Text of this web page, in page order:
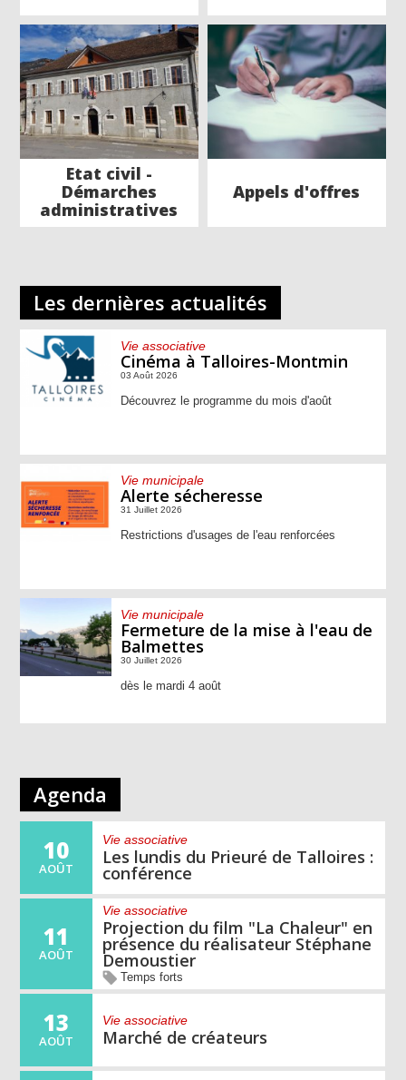
Etat civil -
Démarches
administratives
Appels d'offres
Les dernières actualités
Vie associative
Cinéma à Talloires-Montmin
03 Août 2026
Découvrez le programme du mois d'août
Vie municipale
Alerte sécheresse
31 Juillet 2026
Restrictions d'usages de l'eau renforcées
Vie municipale
Fermeture de la mise à l'eau de
Balmettes
30 Juillet 2026
dès le mardi 4 août
Agenda
10
AOÛT
Vie associative
Les lundis du Prieuré de Talloires :
conférence
11
AOÛT
Vie associative
Projection du film "La Chaleur" en
présence du réalisateur Stéphane
Demoustier
Temps forts
13
AOÛT
Vie associative
Marché de créateurs